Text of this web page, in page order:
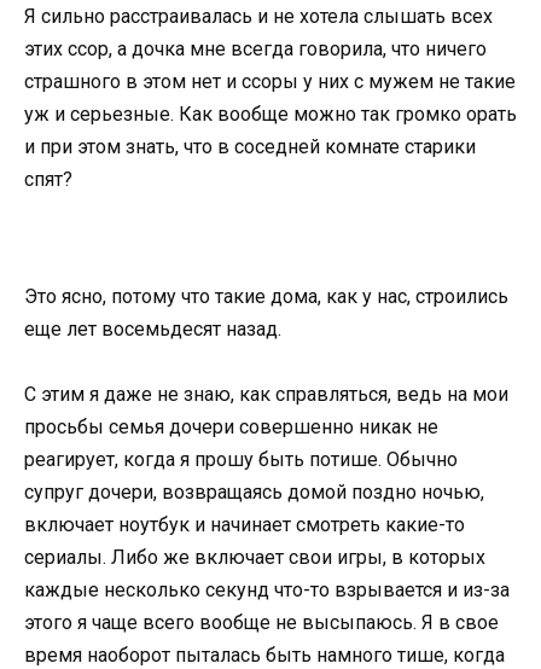
Я сильно расстраивалась и не хотела слышать всех
этих ссор, а дочка мне всегда говорила, что ничего
страшного в этом нет и ссоры у них с мужем не такие
уж и серьезные. Как вообще можно так громко орать
и при этом знать, что в соседней комнате старики
спят?
Это ясно, потому что такие дома, как у нас, строились
еще лет восемьдесят назад.
С этим я даже не знаю, как справляться, ведь на мои
просьбы семья дочери совершенно никак не
реагирует, когда я прошу быть потише. Обычно
супруг дочери, возвращаясь домой поздно ночью,
включает ноутбук и начинает смотреть какие-то
сериалы. Либо же включает свои игры, в которых
каждые несколько секунд что-то взрывается и из-за
этого я чаще всего вообще не высыпаюсь. Я в свое
время наоборот пыталась быть намного тише, когда